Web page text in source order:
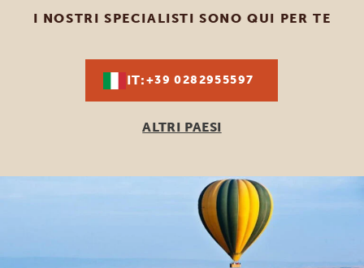
I NOSTRI SPECIALISTI SONO QUI PER TE
IT:+39 0282955597
ALTRI PAESI